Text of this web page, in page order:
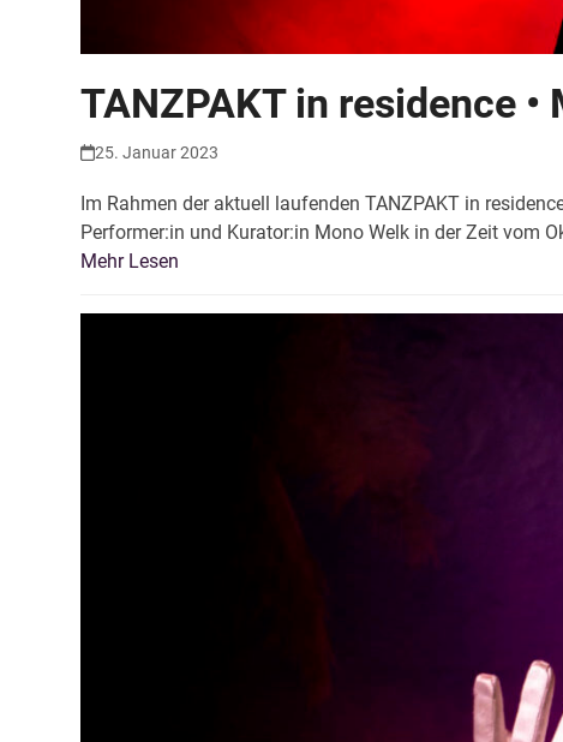
TANZPAKT in residence
25. Januar 2023
Im Rahmen der aktuell laufenden TANZPAKT in
Performer:in und Kurator:in Mono Welk in der Zeit vom
Mehr Lesen